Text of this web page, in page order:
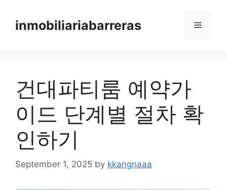
contentinmobiliariabarreras Menu
건대파티룸 예약가
이드 단계별 절차 확
인하기
September 1, 2025 by kkangnaaa